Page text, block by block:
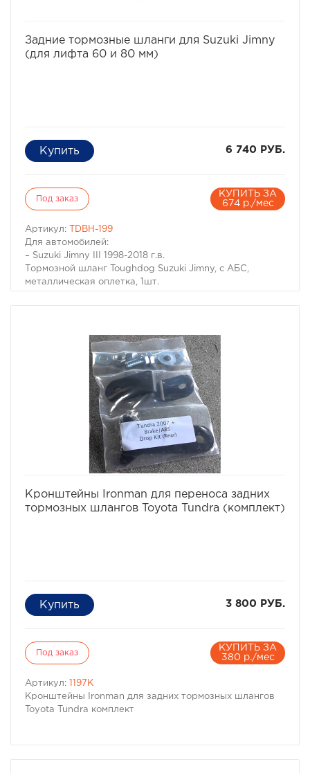
Задние тормозные шланги для Suzuki Jimny
(для лифта 60 и 80 мм)
6 740 РУБ.
Под заказ
КУПИТЬ ЗА
674 р./мес
Артикул:
TDBH-199
Для автомобилей:
– Suzuki Jimny III 1998-2018 г.в.
Тормозной шланг Toughdog Suzuki Jimny, с АБС,
металлическая оплетка, 1шт.
Кронштейны Ironman для переноса задних
тормозных шлангов Toyota Tundra (комплект)
3 800 РУБ.
Под заказ
КУПИТЬ ЗА
380 р./мес
Артикул:
1197K
Кронштейны Ironman для задних тормозных шлангов
Toyota Tundra комплект